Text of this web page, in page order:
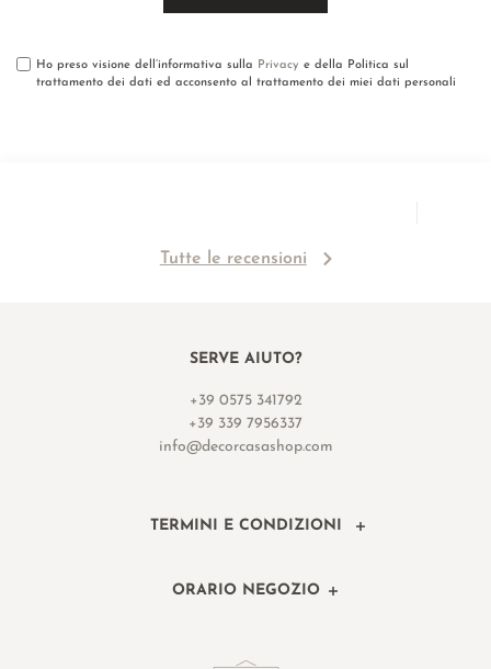
Ho preso visione dell’informativa sulla Privacy e della Politica sul
trattamento dei dati ed acconsento al trattamento dei miei dati personali
Tutte le recensioni
SERVE AIUTO?
+39 0575 341792
+39 339 7956337
info@decorcasashop.com
TERMINI E CONDIZIONI
ORARIO NEGOZIO